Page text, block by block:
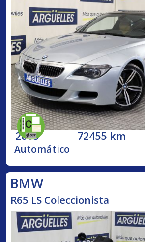
2005 72455 km
Automático
BMW
R65 LS Coleccionista